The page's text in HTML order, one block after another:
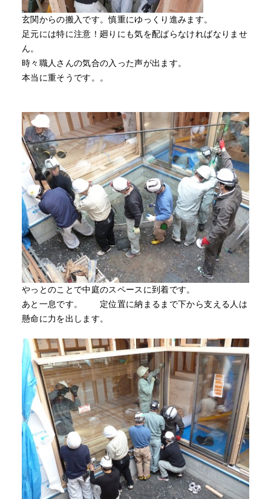
玄関からの搬入です。慎重にゆっくり進みます。
足元には特に注意！廻りにも気を配ばらなければなりませ
ん。
時々職人さんの気合の入った声が出ます。
本当に重そうです。。
やっとのことで中庭のスペースに到着です。
あと一息です。 定位置に納まるまで下から支える人は
懸命に力を出します。